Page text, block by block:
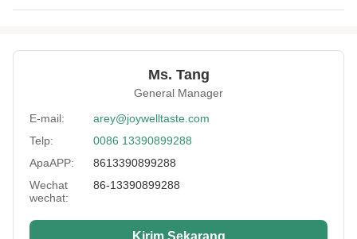
Bersertifikat
melalui laut atau udara
Certificates: BRC, HACCP, HALAL, KOSHER, dll.
Expiration Date: 12 bulan
Storage:
Payment:
Ms. Tang
General Manager
E-mail:
arey@joywelltaste.com
Telp:
0086 13390899288
ApaAPP:
8613390899288
Wechat
wechat:
86-13390899288
Kirim Sekarang